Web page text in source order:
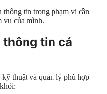
thông tin trong phạm vi cần
vụ của mình.
thông tin cá
thuật và quản lý phù hợp